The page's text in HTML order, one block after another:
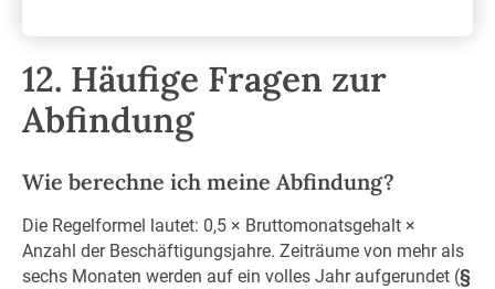
12. Häufige Fragen zur
Abfindung
Wie berechne ich meine Abfindung?
Die Regelformel lautet: 0,5 × Bruttomonatsgehalt ×
Anzahl der Beschäftigungsjahre. Zeiträume von mehr als
sechs Monaten werden auf ein volles Jahr aufgerundet (§